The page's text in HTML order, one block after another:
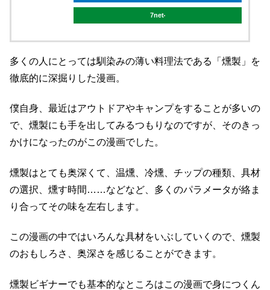
7net
多くの人にとっては馴染みの薄い料理法である「燻製」を
徹底的に深掘りした漫画。
僕自身、最近はアウトドアやキャンプをすることが多いの
で、燻製にも手を出してみるつもりなのですが、そのきっ
かけになったのがこの漫画でした。
燻製はとても奥深くて、温燻、冷燻、チップの種類、具材
の選択、燻す時間……などなど、多くのパラメータが絡ま
り合ってその味を左右します。
この漫画の中ではいろんな具材をいぶしていくので、燻製
のおもしろさ、奥深さを感じることができます。
燻製ビギナーでも基本的なところはこの漫画で身につくん